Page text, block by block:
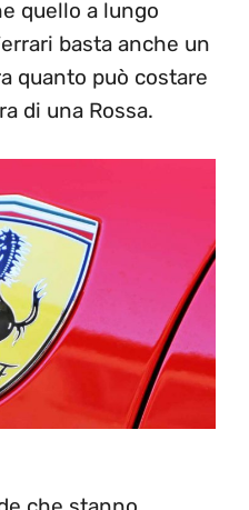
quello a lungo
basta anche un
quanto può costare
di una Rossa.